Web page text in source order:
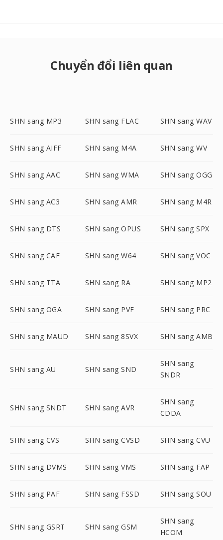
Chuyển đổi liên quan
SHN sang MP3 SHN sang FLAC SHN sang WAV
SHN sang AIFF SHN sang M4A SHN sang WV
SHN sang AAC SHN sang WMA SHN sang OGG
SHN sang AC3 SHN sang AMR SHN sang M4R
SHN sang DTS SHN sang OPUS SHN sang SPX
SHN sang CAF SHN sang W64 SHN sang VOC
SHN sang TTA SHN sang RA SHN sang MP2
SHN sang OGA SHN sang PVF SHN sang PRC
SHN sang MAUD SHN sang 8SVX SHN sang AMB
SHN sang AU SHN sang SND
SHN sang
SNDR
SHN sang SNDT SHN sang AVR
SHN sang
CDDA
SHN sang CVS SHN sang CVSD SHN sang CVU
SHN sang DVMS SHN sang VMS SHN sang FAP
SHN sang PAF SHN sang FSSD SHN sang SOU
SHN sang GSRT SHN sang GSM
SHN sang
HCOM